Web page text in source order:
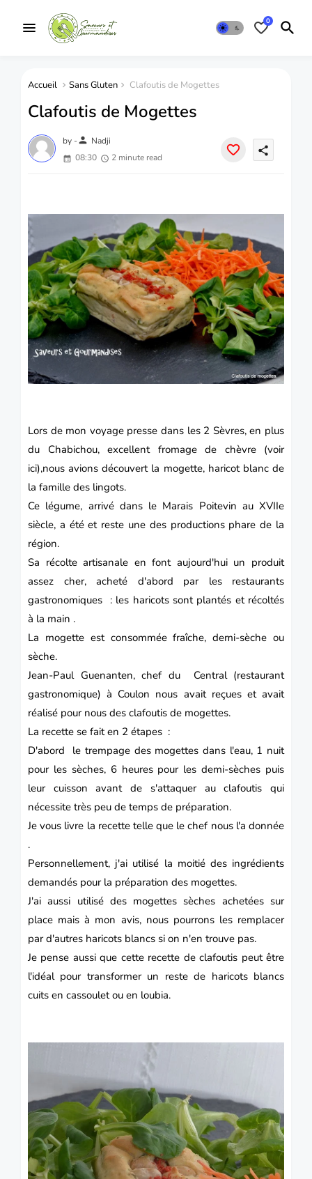
0
Accueil Sans Gluten Clafoutis de Mogettes
Clafoutis de Mogettes
by -person Nadji
08:30
2 minute read
share
Lors de mon voyage presse dans les 2 Sèvres, en plus
du Chabichou, excellent fromage de chèvre (voir
ici),nous avions découvert la mogette, haricot blanc de
la famille des lingots.
Ce légume, arrivé dans le Marais Poitevin au XVIIe
siècle, a été et reste une des productions phare de la
région.
Sa récolte artisanale en font aujourd'hui un produit
assez cher, acheté d'abord par les restaurants
gastronomiques : les haricots sont plantés et récoltés
à la main .
La mogetteest consommée fraîche, demi-sèche ou
sèche.
Jean-Paul Guenanten, chef du Central (restaurant
gastronomique) à Coulon nous avait reçues et avait
réalisé pour nous des clafoutis de mogettes.
La recette se fait en 2 étapes :
D'abord le trempage des mogettes dans l'eau, 1 nuit
pour les sèches, 6 heures pour les demi-sèches puis
leur cuisson avant de s'attaquer au clafoutis qui
nécessite très peu de temps de préparation.
Je vous livre la recette telle que le chef nous l'a donnée
.
Personnellement, j'ai utilisé la moitié des ingrédients
demandés pour la préparation des mogettes.
J'ai aussi utilisé des mogettes sèches achetées sur
place mais à mon avis, nous pourrons les remplacer
par d'autres haricots blancs si on n'en trouve pas.
Je pense aussi que cette recette de clafoutis peut être
l'idéal pour transformer un reste de haricots blancs
cuits en cassoulet ou en loubia.